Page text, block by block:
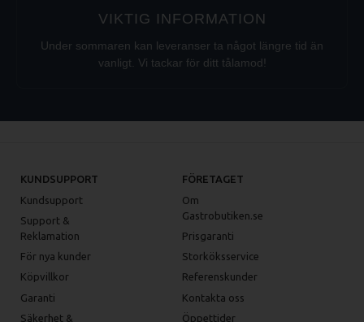
VIKTIG INFORMATION
Under sommaren kan leveranser ta något längre tid än
vanligt. Vi tackar för ditt tålamod!
KUNDSUPPORT
Kundsupport
Support &
Reklamation
För nya kunder
Köpvillkor
Garanti
Säkerhet &
FÖRETAGET
Om
Gastrobutiken.se
Prisgaranti
Storköksservice
Referenskunder
Kontakta oss
Öppettider